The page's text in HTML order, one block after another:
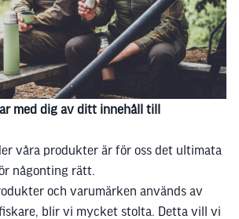
med dig av ditt innehåll till
våra produkter är för oss det ultimata
någonting rätt.
och varumärken används av
blir vi mycket stolta. Detta vill vi